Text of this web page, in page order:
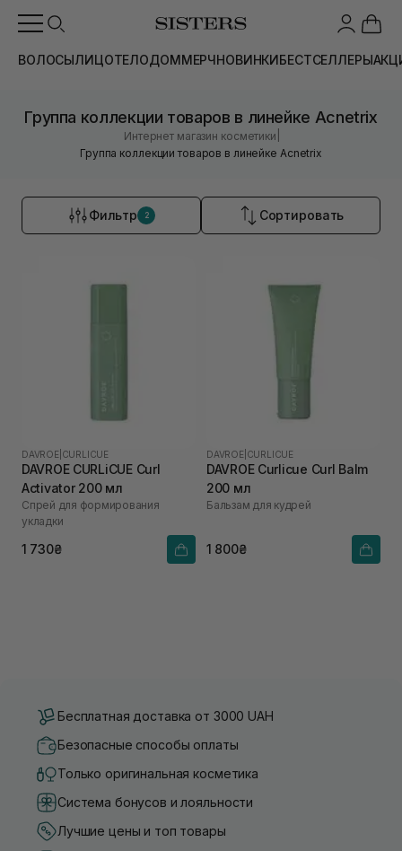
ВОЛОСЫЛИЦОТЕЛОДОММЕРЧНОВИНКИБЕСТСЕЛЛЕРЫ
Группа коллекции товаров в линейке Acnetrix
Интернет магазин косметики
Группа коллекции товаров в линейке Acnetrix
Фильтр 2 Сортировать
DAVROE CURLICUE
DAVROE CURLiCUE Curl
Activator 200 мл
Спрей для формирования
укладки
1 730₴
DAVROE CURLICUE
DAVROE Curlicue Curl Balm
200 мл
Бальзам для кудрей
1 800₴
Бесплатная доставка от 3000 UAH
Безопасные способы оплаты
Только оригинальная косметика
Система бонусов и лояльности
Лучшие цены и топ товары